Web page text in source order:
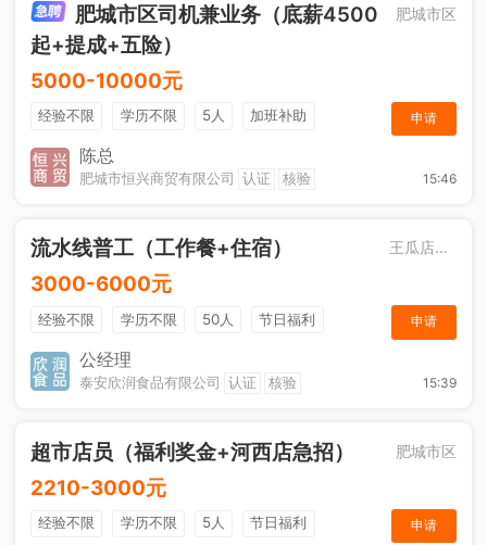
肥城市区司机兼业务（底薪4500
起+提成+五险）
肥城市区
5000-10000元
经验不限 学历不限 5人
加班补助
综合补贴
社保五险
申请
陈总
肥城市恒兴商贸有限公司 认证 核验 15:46
流水线普工（工作餐+住宿） 王瓜店街道
3000-6000元
经验不限 学历不限 50人
节日福利
工作餐
申请
公经理
泰安欣润食品有限公司 认证 核验 15:39
超市店员（福利奖金+河西店急招） 肥城市区
2210-3000元
经验不限 学历不限 5人
节日福利
申请